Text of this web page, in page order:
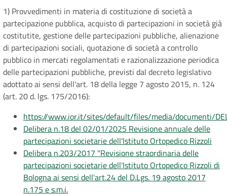
1) Provvedimenti in materia di costituzione di società a
partecipazione pubblica, acquisto di partecipazioni in società già
costitutite, gestione delle partecipazioni pubbliche, alienazione
di partecipazioni sociali, quotazione di società a controllo
pubblico in mercati regolamentati e razionalizzazione periodica
delle partecipazioni pubbliche, previsti dal decreto legislativo
adottato ai sensi dell'art. 18 della legge 7 agosto 2015, n. 124
(art. 20 d. lgs. 175/2016):
https://www.ior.it/sites/default/files/media/documenti/
Delibera n.18 del 02/01/2025 Revisione annuale delle
partecipazioni societarie dell'Istituto Ortopedico Rizzoli
Delibera n.203/2017 "Revisione straordinaria delle
partecipazioni societarie dell'Istituto Ortopedico Rizzoli di
Bologna ai sensi dell'art.24 del D.Lgs. 19 agosto 2017
n.175 e s.m.i.